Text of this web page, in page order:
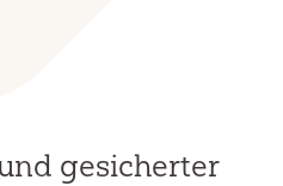
gesicherter